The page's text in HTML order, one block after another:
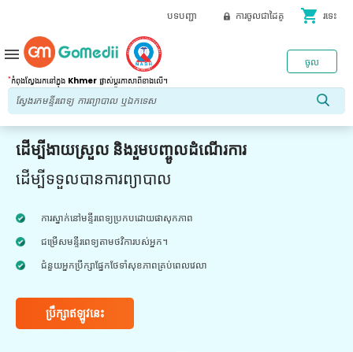
បទបញ្ជា ការចូលជាដៃគូ shopping_cart រទេះ
*កំពុងស្វែងរកនៅក្នុង Khmer ផ្លាស់ប្តូរភាសាពីខាងលើ។
ចូល
menu
ដើម្បីងាយស្រួល និងរួមបញ្ចូលដំណើរការ
ដើម្បីទទួលបានការព្យាបាល
ការស្នាក់នៅមន្ទីរពេទ្យប្រកបដោយផាសុកភាព
ជម្រើសមន្ទីរពេទ្យតាមថវិការបស់អ្នក។
ជំនួយអ្នកប្រឹក្សាផ្នែកថែទាំសុខភាពគ្រប់ពេលវេលា
ប្រឹក្សាឥឡូវនេះ